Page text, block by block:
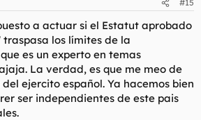
#15
a actuar si el Estatut aprobado
los límites de la
es un experto en temas
La verdad, es que me meo de
ejercito español. Ya hacemos bien
ser independientes de este pais